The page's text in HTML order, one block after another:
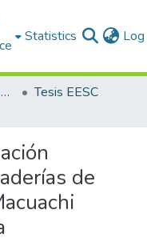
Statistics
1.- Estación Experimental Santa Catalina
Tesis EESC
de